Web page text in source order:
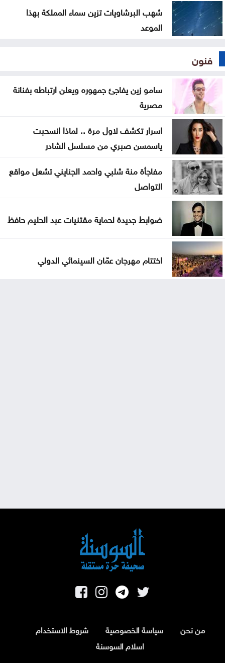
شهب البرشاويات تزين سماء المملكة بهذا
الموعد
فنون
سامو زين يفاجئ جمهوره ويعلن ارتباطه بفنانة
مصرية
اسرار تكشف لاول مرة .. لماذا انسحبت
ياسمسن صبري من مسلسل الشادر
مفاجأة منة شلبي واحمد الجنايني تشعل مواقع
التواصل
ضوابط جديدة لحماية مقتنيات عبد الحليم حافظ
اختتام مهرجان عمّان السينمائي الدولي
من نحن سياسة الخصوصية
شروط الاستخدام
اسلام السوسنة